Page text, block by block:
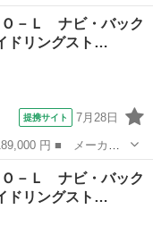
名： ＨＹＢＲＩ
タート オートライ
Ｏ－Ｌ ナビ・バック
ドリングスト…
提携サイト 7月28日
ード名： ＥＣＯ－
ングストップ ■ 排気
Ｏ－Ｌ ナビ・バック
ドリングスト…